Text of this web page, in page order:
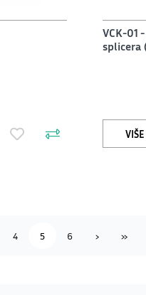
VCK-01
splicera
4 5 6 ›Next »Last